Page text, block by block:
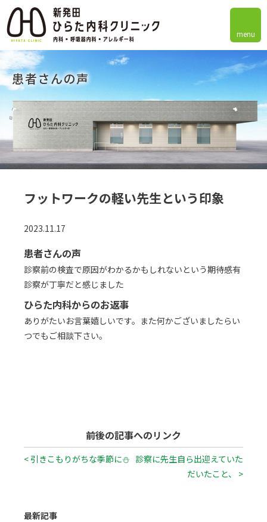
患者さんの声
フットワークの軽い先生という印象
2023.11.17
患者さんの声
診察前の検査で原因がわかるかもしれないという期待感有
診察が丁寧だと感じました
ひらた内科からのお返事
ありがたいお言葉嬉しいです。また何かございましたらい
つでもご相談下さい。
前後の記事へのリンク
< 引きこもりがちな季節に⛄ 診察に先生自ら出迎えていた
だいたこと、 >
最新記事
menu